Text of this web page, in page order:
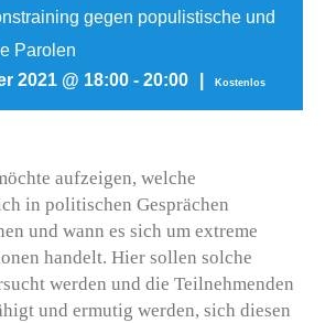
gegen populistische und
Parolen
2021 @ 18:00 - 20:00 Kostenlos
aufzeigen, welche
in politischen Gesprächen
und wann es sich um extreme
handelt. Hier sollen solche
werden und die Teilnehmenden
und ermutig werden, sich diesen